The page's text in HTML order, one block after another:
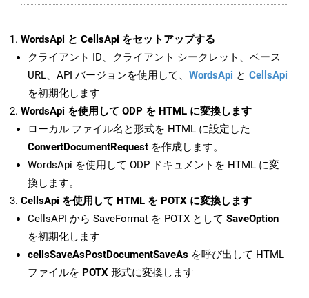
WordsApi と CellsApi をセットアップする
クライアント ID、クライアント シークレット、ベース
URL、API バージョンを使用して、 WordsApi と CellsApi
を初期化します
WordsApi を使用して ODP を HTML に変換します
ローカル ファイル名と形式を HTML に設定した
ConvertDocumentRequest を作成します。
WordsApi を使用して ODP ドキュメントを HTML に変
換します。
CellsApi を使用して HTML を POTX に変換します
CellsAPI から SaveFormat を POTX として SaveOption
を初期化します
cellsSaveAsPostDocumentSaveAs を呼び出して HTML
ファイルを POTX 形式に変換します